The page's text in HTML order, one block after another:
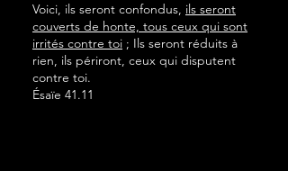
Voici, ils seront confondus, ils seront
couverts de honte, tous ceux qui sont
irrités contre toi ; Ils seront réduits à
rien, ils périront, ceux qui disputent
contre toi.
Ésaïe 41.11